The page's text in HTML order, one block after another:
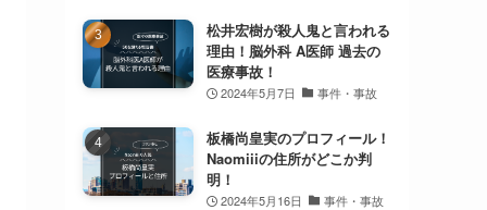
松井宏樹が殺人鬼と言われる
理由！脳外科 A医師 過去の
医療事故！
2024年5月7日 事件・事故
板橋尚皇実のプロフィール！
Naomiiiの住所がどこか判
明！
2024年5月16日 事件・事故